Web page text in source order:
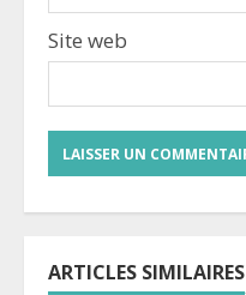
Site web
ARTICLES SIMILAIRES